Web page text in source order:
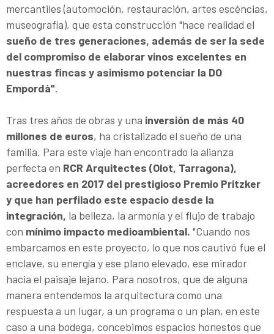
mercantiles (automoción, restauración, artes escéncias,
museografía), que esta construcción "hace realidad el
sueño de tres generaciones, además de ser la sede
del compromiso de elaborar vinos excelentes en
nuestras fincas y asimismo potenciar la DO
Empordà".
Tras tres años de obras y una inversión de más 40
millones de euros, ha cristalizado el sueño de una
familia. Para este viaje han encontrado la alianza
perfecta en RCR Arquitectes (Olot, Tarragona),
acreedores en 2017 del prestigioso Premio Pritzker
y que han perfilado este espacio desde la
integración, la belleza, la armonía y el flujo de trabajo
con mínimo impacto medioambiental. "Cuando nos
embarcamos en este proyecto, lo que nos cautivó fue el
enclave, su energía y ese plano elevado, ese mirador
hacia el paisaje lejano. Para nosotros, que de alguna
manera entendemos la arquitectura como una
respuesta a un lugar, a un programa o un plan, en este
caso a una bodega, concebimos espacios honestos que